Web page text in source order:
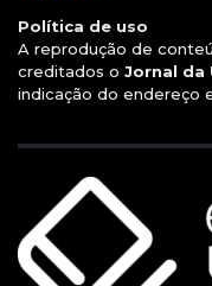
Política de uso
A reprodução de
creditados o Jornal da
indicação do endereço